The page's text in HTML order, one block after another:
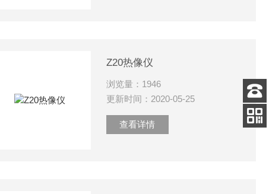
Z20热像仪
浏览量：1946
更新时间：2020-05-25
查看详情
客服
电话